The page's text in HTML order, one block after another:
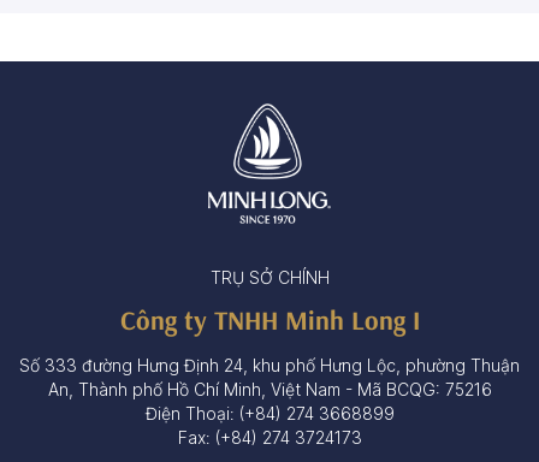
TRỤ SỞ CHÍNH
Công ty TNHH Minh Long I
Số 333 đường Hưng Định 24, khu phố Hưng Lộc, phường Thuận
An, Thành phố Hồ Chí Minh, Việt Nam - Mã BCQG: 75216
Điện Thoại: (+84) 274 3668899
Fax: (+84) 274 3724173